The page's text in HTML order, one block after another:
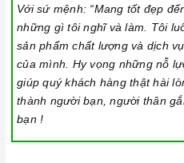
Với sứ mệnh: “Mang tốt đẹp
những gì tôi nghĩ và làm. Tôi
sản phẩm chất lượng và dịch
của mình. Hy vọng những nỗ
giúp quý khách hàng thật hài
thành người bạn, người thân
bạn !